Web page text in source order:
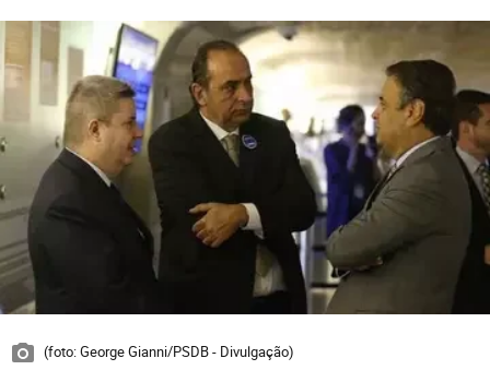
(foto: George Gianni/PSDB - Divulgação)